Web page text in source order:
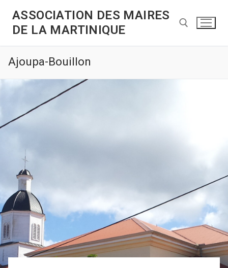
ASSOCIATION DES MAIRES
DE LA MARTINIQUE
Ajoupa-Bouillon